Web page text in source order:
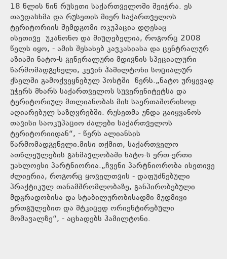
18 წლის წინ რუსეთი საქართველოში შეიჭრა. ეს
თავდასხმა და რუსეთის მიერ საქართველოს
ტერიტორიის შემდგომი ოკუპაცია დღესაც
ისეთივე უკანონო და მიუღებელია, როგორც 2008
წელს იყო, - ამის შესახებ კავკასიასა და ცენტრალურ
აზიაში ნატო-ს გენერალური მდივნის სპეციალური
წარმომადგენელი, კევინ ჰამილტონი სოციალურ
ქსელში გამოქვეყნებულ პოსტში წერს.„ნატო ურყევად
უჭერს მხარს საქართველოს სუვერენიტეტსა და
ტერიტორიულ მთლიანობას მის საერთაშორისოდ
აღიარებულ საზღვრებში. რუსეთმა უნდა გაიყვანოს
თავისი საოკუპაციო ძალები საქართველოს
ტერიტორიიდან“, - წერს ალიანსის
წარმომადგენელი.მისი თქმით, საქართველო
ათწლეულების განმავლობაში ნატო-ს ერთ-ერთი
უახლოესი პარტნიორია.„ჩვენი პარტნიორობა ისეთივე
ძლიერია, როგორც ყოველთვის - დაფუძნებული
პრაქტიკულ თანამშრომლობაზე, განპირობებული
მდგრადობისა და სტაბილურობისადმი მუდმივი
ერთგულებით და მტკიცედ ორიენტირებული
მომავალზე“, - აცხადებს ჰამილტონი.